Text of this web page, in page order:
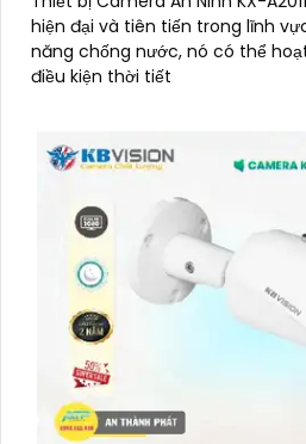
hiện đại và tiên tiến trong lĩnh vực an
năng chống nước, nó có thể
điều kiện thời tiết